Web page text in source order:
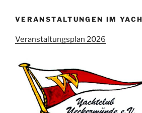
VERANSTALTUNGEN IM
Veranstaltungsplan 2026